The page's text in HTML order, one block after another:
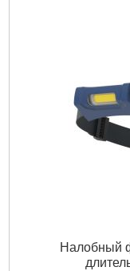
Налобный